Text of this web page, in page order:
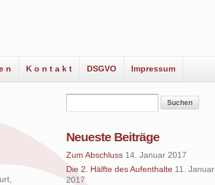
n K o n t a k t DSGVO Impressum
Neueste Beiträge
Zum Abschluss 14. Januar 2017
Die 2. Hälfte des Aufenthalte 11. Januar
2017